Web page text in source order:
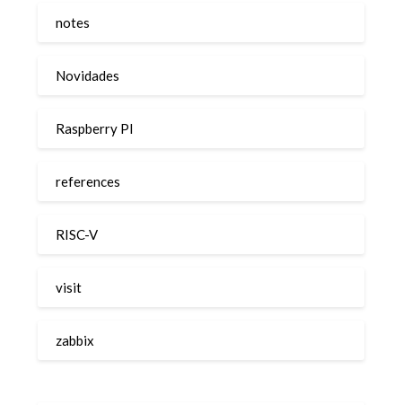
notes
Novidades
Raspberry PI
references
RISC-V
visit
zabbix